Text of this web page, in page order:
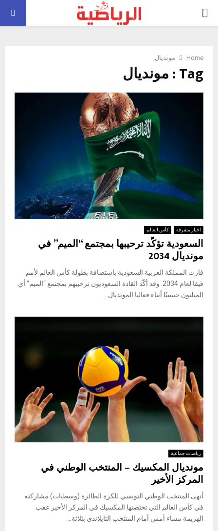
PRIMARY
Home مونديال
Tag : مونديال
اخبار متفرقة كأس العالم
السعودية تؤكّد ترحيبها بمجتمع “الميم” في
مونديال 2034
فازت المملكة العربية السعودية باستضافة بطولة كأس العالم لأمم
فيفا لعام 2034. وقد أكّد القادة السعوديون ترحيبهم بمجتمع “الميم” أي
المثليون جنسيًا أثناء فعاليا المونديال...
رياضات جماعية
مونديال المكسيك – المنتخب الوطني في
المركز الأخير
أنهى المنتخب الوطني التونسي للكرة الطائرة (وسطيات) مشاركته
في كأس العالم التي تحتضنها المكسيك في المركز الأخير عقب
الهزيمة مساء أمس أمام المنتخب التايلاندي بثلاثة...